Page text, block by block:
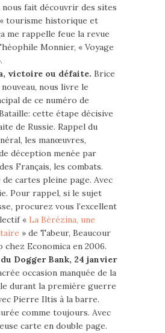
fait découvrir des sites
tourisme historique et
me rappelle feue la revue
Monnier, « Voyage
victoire ou défaite. Brice
nous livre le
de ce numéro de
cette étape décisive
de Russie. Rappel du
les manœuvres,
déception menée par
Français, les combats.
cartes pleine page. Avec
Pour rappel, si le sujet
procurez vous l’excellent
« La Bérézina, une
» de Tabeur, Beaucour
Economica en 2006.
Dogger Bank, 24 janvier
occasion manquée de la
durant la première guerre
Pierre Iltis à la barre.
comme toujours. Avec
carte en double page.